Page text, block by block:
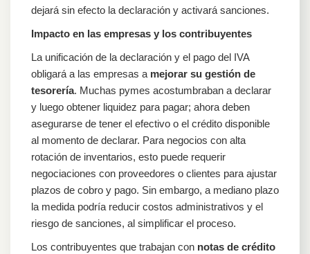
dejará sin efecto la declaración y activará sanciones.
Impacto en las empresas y los contribuyentes
La unificación de la declaración y el pago del IVA
obligará a las empresas a mejorar su gestión de
tesorería. Muchas pymes acostumbraban a declarar
y luego obtener liquidez para pagar; ahora deben
asegurarse de tener el efectivo o el crédito disponible
al momento de declarar. Para negocios con alta
rotación de inventarios, esto puede requerir
negociaciones con proveedores o clientes para ajustar
plazos de cobro y pago. Sin embargo, a mediano plazo
la medida podría reducir costos administrativos y el
riesgo de sanciones, al simplificar el proceso.
Los contribuyentes que trabajan con notas de crédito